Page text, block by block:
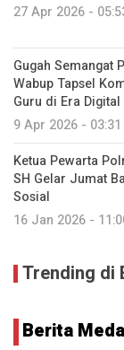
27 Apr 2026 -
Gugah Semangat
Wabup Tapsel
Guru di Era Digital
9 Apr 2026 - 03:31
Ketua Pewarta
SH Gelar Jumat
Sosial
16 Jan 2026 -
Trending di
Berita